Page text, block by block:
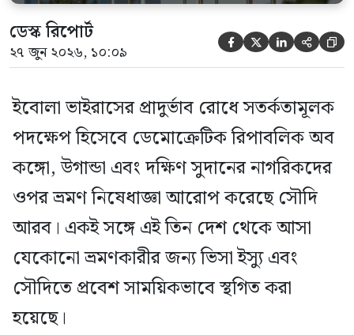
ডেস্ক রিপোর্ট
২৭ জুন ২০২৬, ১০:০৯     
ইবোলা ভাইরাসের প্রাদুর্ভাব রোধে সতর্কতামূলক
পদক্ষেপ হিসেবে ডেমোক্রেটিক রিপাবলিক অব
কঙ্গো, উগান্ডা এবং দক্ষিণ সুদানের নাগরিকদের
ওপর ভ্রমণ নিষেধাজ্ঞা আরোপ করেছে সৌদি
আরব। একই সঙ্গে এই তিন দেশ থেকে আসা
যেকোনো ভ্রমণকারীর জন্য ভিসা ইস্যু এবং
সৌদিতে প্রবেশ সাময়িকভাবে স্থগিত করা
হয়েছে।